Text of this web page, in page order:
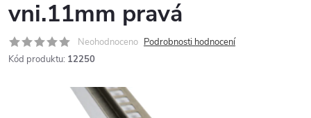
vni.11mm pravá
Neohodnoceno Podrobnosti hodnocení
Kód produktu: 12250